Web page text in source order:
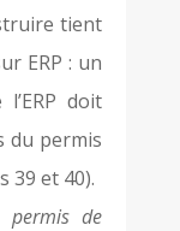
tient
ERP : un
doit
du permis
39 et 40).
permis de